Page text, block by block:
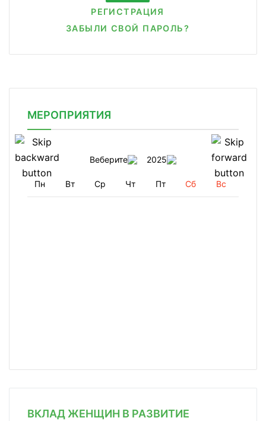
РЕГИСТРАЦИЯ
ЗАБЫЛИ СВОЙ ПАРОЛЬ?
МЕРОПРИЯТИЯ
Веберите 2025
Пн Вт Ср Чт Пт Сб Вс
ВКЛАД ЖЕНЩИН В РАЗВИТИЕ